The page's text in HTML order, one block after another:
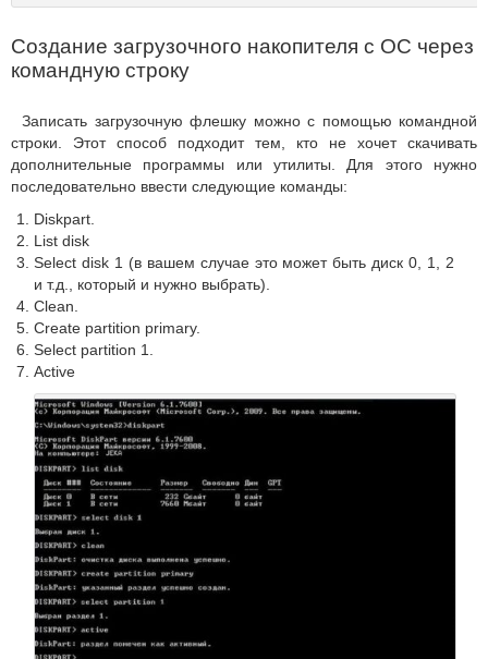
Создание загрузочного накопителя с ОС через
командную строку
Записать загрузочную флешку можно с помощью командной
строки. Этот способ подходит тем, кто не хочет скачивать
дополнительные программы или утилиты. Для этого нужно
последовательно ввести следующие команды:
Diskpart.
List disk
Select disk 1 (в вашем случае это может быть диск 0, 1, 2
и т.д., который и нужно выбрать).
Clean.
Create partition primary.
Select partition 1.
Active